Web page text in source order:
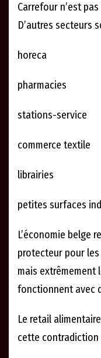
Carrefour n’est
D’autres secteurs
horeca
pharmacies
stations-service
commerce textile
librairies
petites surfaces
L’économie belge
protecteur pour
mais extrêmement
fonctionnent avec
Le retail
cette contradiction